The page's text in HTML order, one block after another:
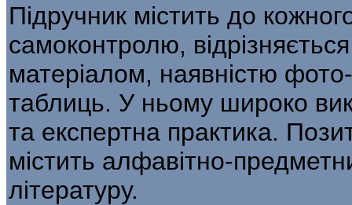
Підручник містить до
самоконтро­лю,
матеріалом, наявністю
таблиць. У ньому широко
та експертна практика.
містить алфавітно-
літературу.